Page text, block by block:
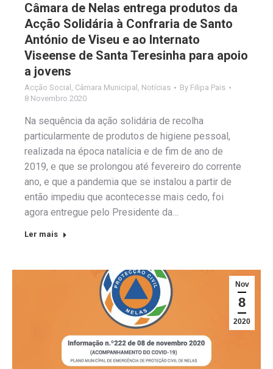
Câmara de Nelas entrega produtos da
Acção Solidária à Confraria de Santo
António de Viseu e ao Internato
Viseense de Santa Teresinha para apoio
a jovens
Acção Social , Câmara Municipal , Notícias By Filipa Pais
8 Novembro 2020
Na sequência da ação solidária de recolha
particularmente de produtos de higiene pessoal,
realizada na época natalícia e de fim de ano de
2019, e que se prolongou até fevereiro do corrente
ano, e que a pandemia que se instalou a partir de
então impediu que acontecesse mais cedo, foi
agora entregue pelo Presidente da…
Ler mais
Nov
8
2020